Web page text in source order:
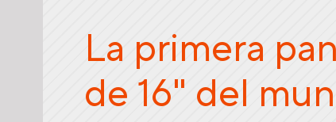
La primera
de 16" del